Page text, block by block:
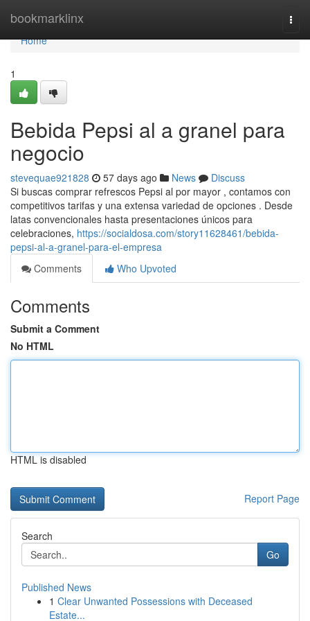
bookmarklinx
Home
Home
1
Bebida Pepsi al a granel para
negocio
stevequae921828 57 days ago News
Discuss
Si buscas comprar refrescos Pepsi al por mayor , contamos con
competitivos tarifas y una extensa variedad de opciones . Desde
latas convencionales hasta presentaciones únicos para
celebraciones, https://socialdosa.com/story11628461/bebida-
pepsi-al-a-granel-para-el-empresa
Comments
Who Upvoted
Comments
Submit a Comment
No HTML
HTML is disabled
Report Page
Search
Go
Published News
1 Clear Unwanted Possessions with Deceased
Estate...